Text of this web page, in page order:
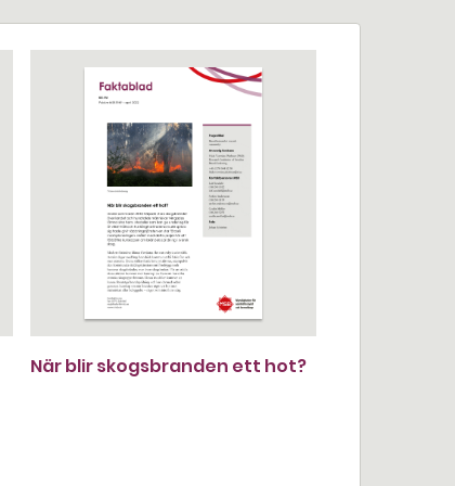
När blir skogsbranden ett hot?